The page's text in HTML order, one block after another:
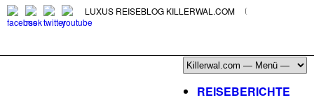
LUXUS REISEBLOG KILLERWAL.COM
REISEBERICHTE